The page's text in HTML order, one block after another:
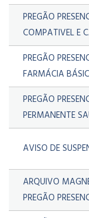
PREGÃO
COMPATIVEL E
PREGÃO
FARMÁCIA
PREGÃO
PERMANENTE
AVISO DE
ARQUIVO
PREGÃO